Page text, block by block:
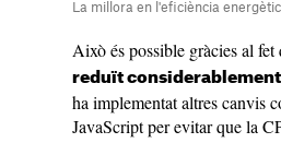
La millora en l'eficiència
Això és possible gràcies al
reduït considerablement
ha implementat altres canvis
JavaScript per evitar que la